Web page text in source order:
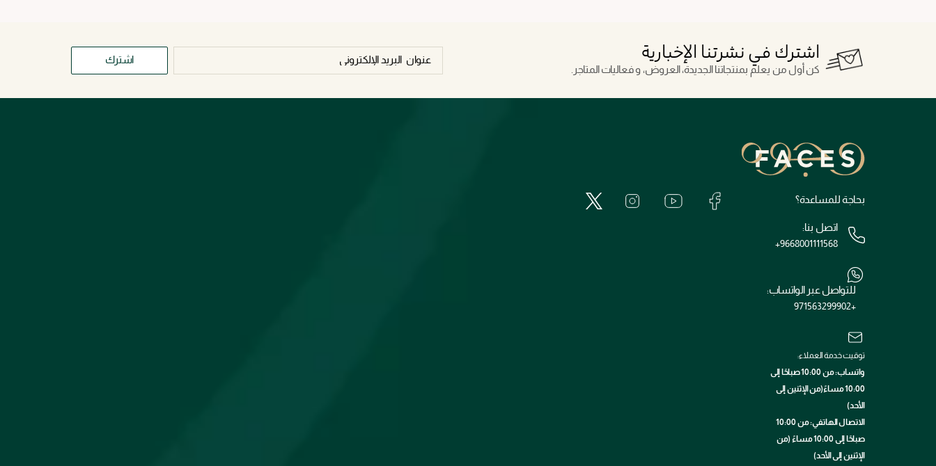
اشترك في نشرتنا الإخبارية
كن أول من يعلم بمنتجاتنا الجديدة، العروض، و فعاليات المتاجر.
اشترك
بحاجة للمساعدة؟
اتصل بنا:
+9668001111568
للتواصل عبر الواتساب:
+971563299902
توقيت خدمة العملاء:
واتساب: من 10:00 صباحًا إلى
10:00 مساءً(من الإثنين إلى
الأحد)
الاتصال الهاتفي: من 10:00
صباحًا إلى 10:00 مساءً (من
الإثنين إلى الأحد)